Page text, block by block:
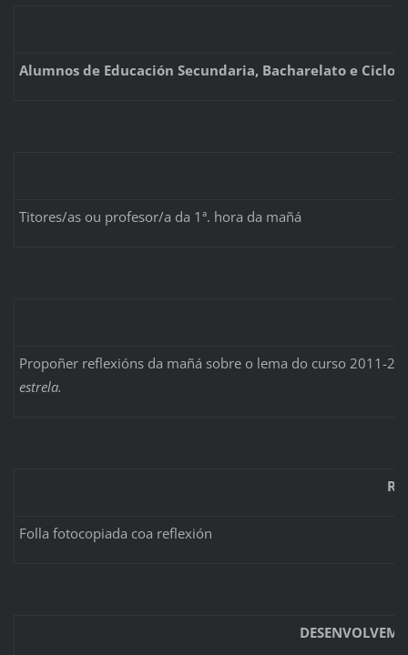
Alumnos de Educación Secundaria, Bacharelato e
Titores/as ou profesor/a da 1ª. hora da mañá
Propoñer reflexións da mañá sobre o lema do curso 2011-
estrela.
Folla fotocopiada coa reflexión